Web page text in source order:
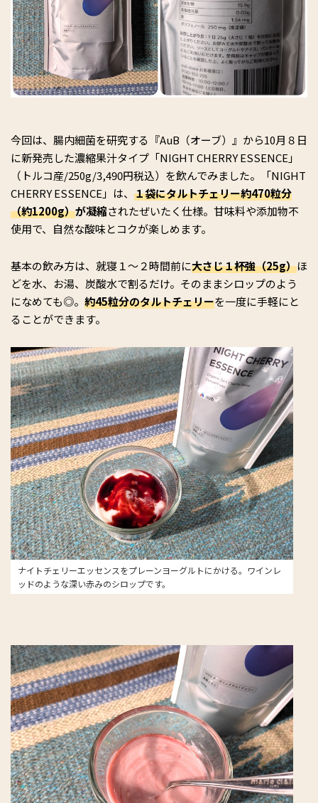
今回は、腸内細菌を研究する『AuB（オーブ）』から10月８日
に新発売した濃縮果汁タイプ「NIGHT CHERRY ESSENCE」
（トルコ産/250g/3,490円税込）を飲んでみました。「NIGHT
CHERRY ESSENCE」は、 １袋にタルトチェリー約470粒分
（約1200g）が凝縮されたぜいたく仕様。甘味料や添加物不
使用で、自然な酸味とコクが楽しめます。
基本の飲み方は、就寝１～２時間前に大さじ１杯強（25g）ほ
どを水、お湯、炭酸水で割るだけ。そのままシロップのよう
になめても◎。 約45粒分のタルトチェリーを一度に手軽にと
ることができます。
ナイトチェリーエッセンスをプレーンヨーグルトにかける。ワインレ
ッドのような深い赤みのシロップです。